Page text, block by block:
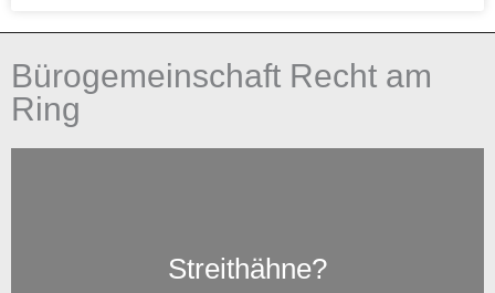
Bürogemeinschaft Recht am
Ring
Streithähne?